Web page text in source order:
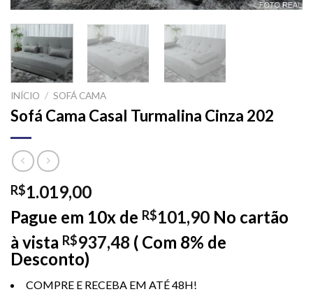
INÍCIO / SOFÁ CAMA
Sofá Cama Casal Turmalina Cinza 202
R$1.019,00
Pague em 10x de R$101,90 No cartão
à vista R$937,48 ( Com 8% de
Desconto)
COMPRE E RECEBA EM ATÉ 48H!